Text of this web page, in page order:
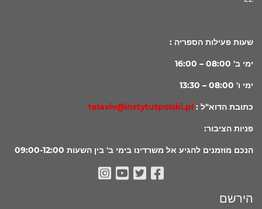
שעות פעילות הספריה :
ימי ב' 08:00 – 16:00
ימי ו' 08:00 – 13:30
כתובת הדוא"ל : telaviv@instytutpolski.pl
פניות הציבור:
הנכם מוזמנים להגיע אל משרדינו בימי ב' בין השעות 09:00-12:00
הירשם